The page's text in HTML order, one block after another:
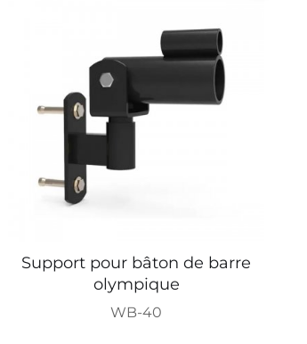
Support pour bâton de barre
olympique
WB-40